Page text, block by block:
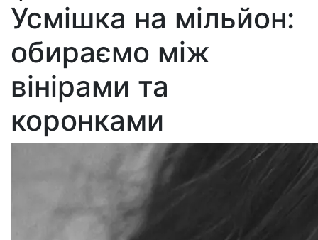
Усмішка на мільйон:
обираємо між
вінірами та
коронками